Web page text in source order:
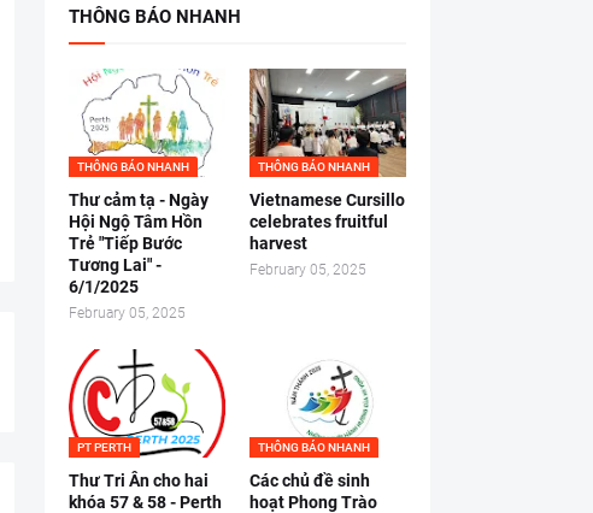
THÔNG BÁO NHANH
THÔNG BÁO NHANH
Thư cảm tạ - Ngày
Hội Ngộ Tâm Hồn
Trẻ "Tiếp Bước
Tương Lai" -
6/1/2025
February 05, 2025
THÔNG BÁO NHANH
Vietnamese Cursillo
celebrates fruitful
harvest
February 05, 2025
PT PERTH
Thư Tri Ân cho hai
khóa 57 & 58 - Perth
THÔNG BÁO NHANH
Các chủ đề sinh
hoạt Phong Trào